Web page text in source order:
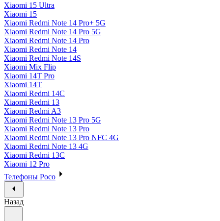
Xiaomi 15 Ultra
Xiaomi 15
Xiaomi Redmi Note 14 Pro+ 5G
Xiaomi Redmi Note 14 Pro 5G
Xiaomi Redmi Note 14 Pro
Xiaomi Redmi Note 14
Xiaomi Redmi Note 14S
Xiaomi Mix Flip
Xiaomi 14T Pro
Xiaomi 14T
Xiaomi Redmi 14C
Xiaomi Redmi 13
Xiaomi Redmi A3
Xiaomi Redmi Note 13 Pro 5G
Xiaomi Redmi Note 13 Pro
Xiaomi Redmi Note 13 Pro NFC 4G
Xiaomi Redmi Note 13 4G
Xiaomi Redmi 13C
Xiaomi 12 Pro
Телефоны Poco
Назад